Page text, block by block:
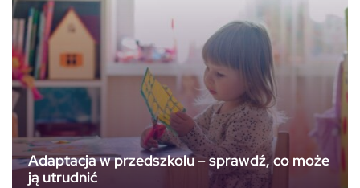
Adaptacja w przedszkolu – sprawdź, co może
ją utrudnić